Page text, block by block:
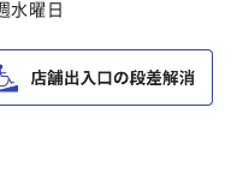
水曜日